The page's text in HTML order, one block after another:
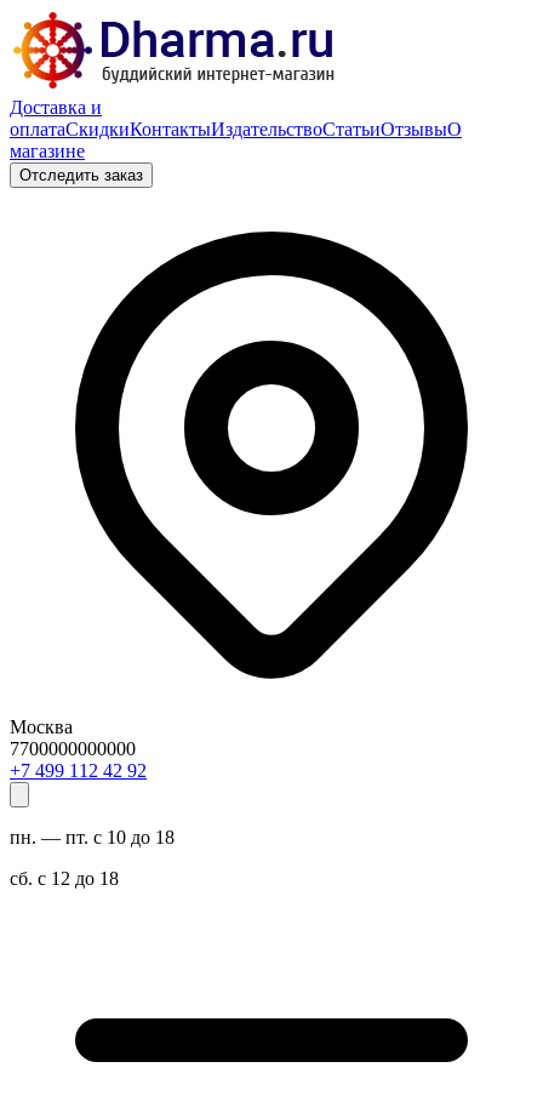
Доставка и
оплатаСкидкиКонтактыИздательствоСтатьиОтзывыО
магазине
Отследить заказ
Москва
7700000000000
29 24 211 994 7+
пн. — пт. с 10 до 18
сб. с 12 до 18